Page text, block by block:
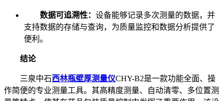
数据可追溯性： 设备能够记录多次测量的数据，并
支持数据的存储与查询，为质量监控和数据分析提供了
便利。
结论
三泉中石西林瓶壁厚测量仪CHY-B2是一款功能全面、操
作简便的专业测量工具。其高精度测量、自动清零、多位置测